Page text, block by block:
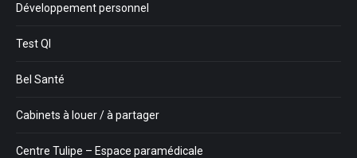
Développement personnel
Test QI
Bel Santé
Cabinets à louer / à partager
Centre Tulipe – Espace paramédicale